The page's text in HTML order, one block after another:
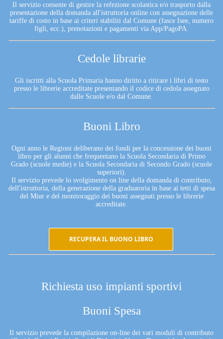
Il servizio consente di gestire la refezione scolastica e/o trasporto dalla
presentazione della domanda all'istruttoria online con assegnazione delle
tariffe di costo in base ai criteri stabiliti dal Comune (fasce Isee, numero
figli, ecc.), prenotazioni e pagamenti via App/PagoPA.
Cedole librarie
Gli iscritti alla Scuola Primaria hanno diritto a ritirare i libri di testo
presso le librerie accreditate presentando il codice di cedola assegnato
dalle Scuole e/o dal Comune.
Buoni Libro
Ogni anno le Regioni deliberano dei fondi per la concessione dei buoni
libro per gli alunni che frequentano la Scuola Secondaria di Primo
Grado (scuole medie) e la Scuola Secondaria di Secondo Grado (scuole
superiori).
Il servizio prevede lo svolgimento on line della domanda di contributo,
dell'istruttoria, della generazione della graduatoria in base ai tetti di spesa
del Miur e del monitoraggio dei buoni assegnati presso le librerie
accreditate.
RECUPERA IL BUONO LIBRO
Richiesta uso impianti sportivi
Buoni Spesa
Il servizio prevede la compilazione on-line dei vari moduli di contributo